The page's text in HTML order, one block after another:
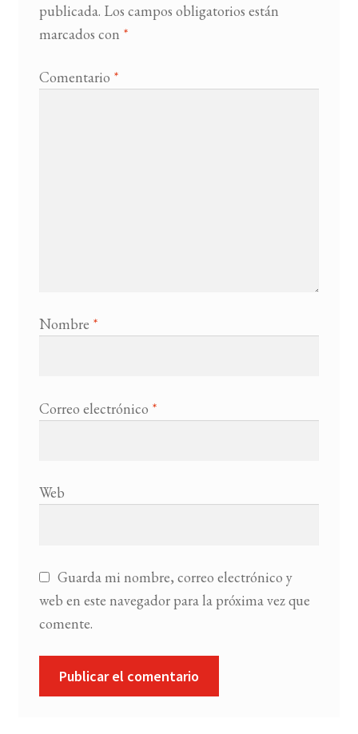
publicada. Los campos obligatorios están
marcados con *
Comentario *
Nombre *
Correo electrónico *
Web
Guarda mi nombre, correo electrónico y
web en este navegador para la próxima vez que
comente.